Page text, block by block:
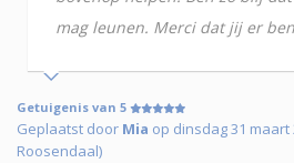
mag leunen. Merci dat jij er
Getuigenis van 5
Geplaatst door Mia op dinsdag 31 maart
Roosendaal)